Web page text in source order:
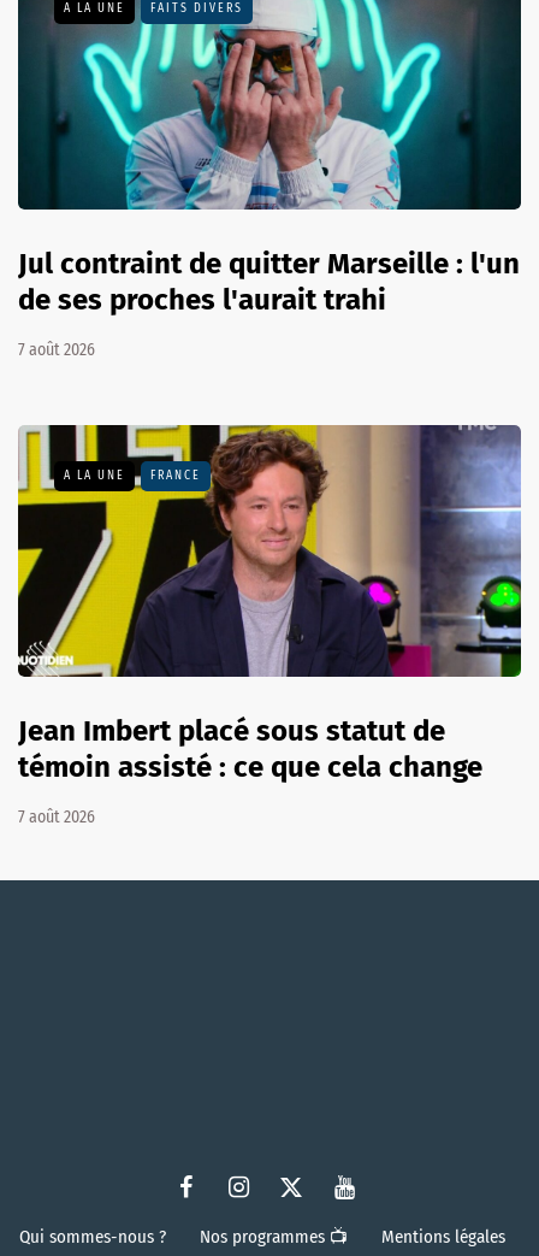
A LA UNE FAITS DIVERS
Jul contraint de quitter Marseille : l'un
de ses proches l'aurait trahi
7 août 2026
A LA UNE FRANCE
Jean Imbert placé sous statut de
témoin assisté : ce que cela change
7 août 2026
Qui sommes-nous ? Nos programmes 📺 Mentions légales